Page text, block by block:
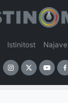
Istinitost Najave